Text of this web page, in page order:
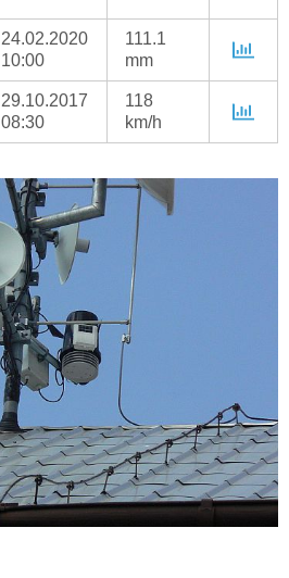
24.02.2020
10:00
111.1
mm
29.10.2017
08:30
118
km/h